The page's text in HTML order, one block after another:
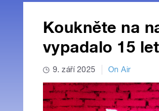
Koukněte na
vypadalo 15
9. září 2025 On Air